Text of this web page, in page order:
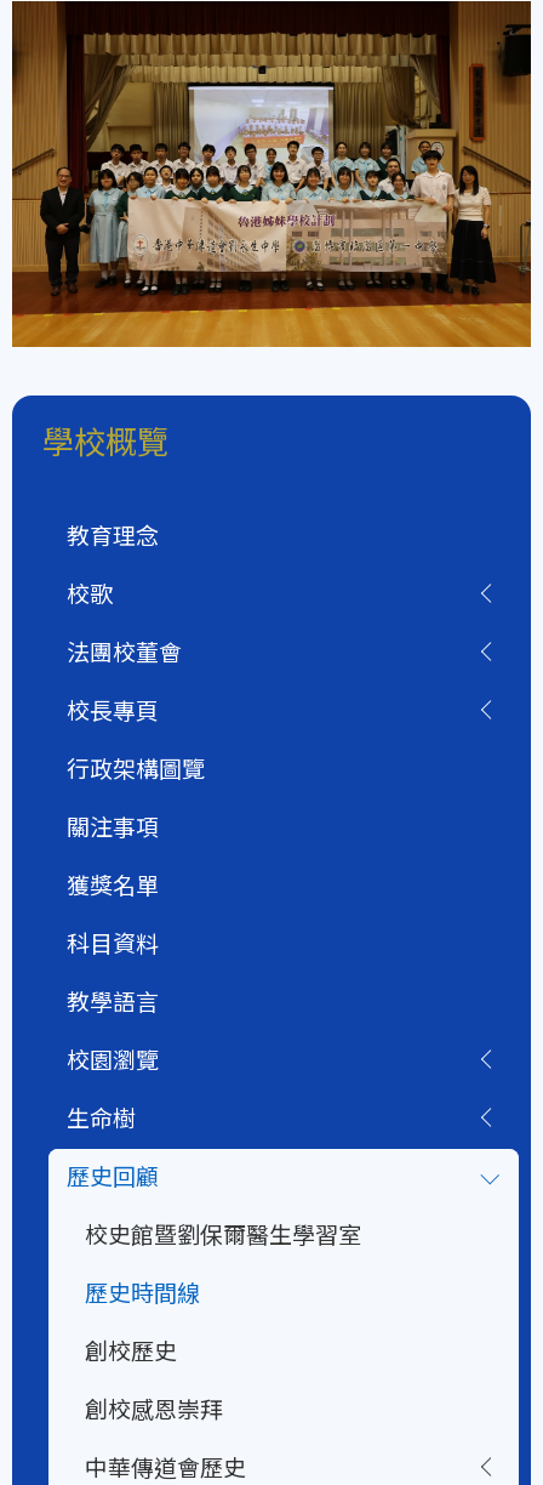
學校概覽
教育理念
校歌
法團校董會
校長專頁
行政架構圖覽
關注事項
獲獎名單
科目資料
教學語言
校園瀏覽
生命樹
歷史回顧
校史館暨劉保爾醫生學習室
歷史時間線
創校歷史
創校感恩崇拜
中華傳道會歷史